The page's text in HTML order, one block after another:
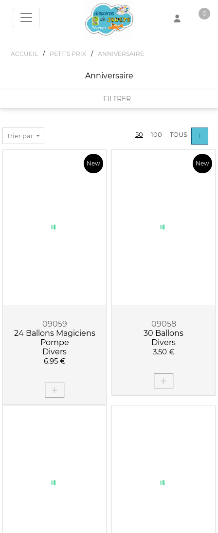
0
ACCUEIL / PETITS PRIX / ANNIVERSAIRE
Anniversaire
FILTRER
FILTRER PAR
Trier par 50 100 TOUS 1
New
09059
24 Ballons Magiciens
Pompe
Divers
6.95 €
New
09058
30 Ballons
Divers
3.50 €